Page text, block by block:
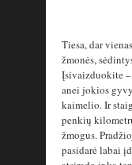
Tiesa, dar
žmonės,
Įsivaizduokite
anei jokios
kaimelio. Ir
penkių
žmogus.
pasidarė labai